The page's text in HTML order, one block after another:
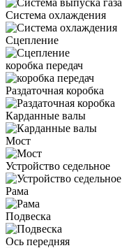
Система охлаждения
Сцепление
коробка передач
Раздаточная коробка
Карданные валы
Мост
Устройство седельное
Рама
Подвеска
Ось передняя